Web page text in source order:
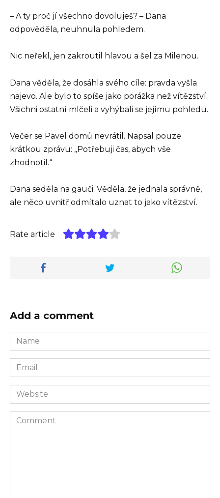
– A ty proč jí všechno dovoluješ? – Dana
odpověděla, neuhnula pohledem.
Nic neřekl, jen zakroutil hlavou a šel za Milenou.
Dana věděla, že dosáhla svého cíle: pravda vyšla
najevo. Ale bylo to spíše jako porážka než vítězství.
Všichni ostatní mlčeli a vyhýbali se jejímu pohledu.
Večer se Pavel domů nevrátil. Napsal pouze
krátkou zprávu: „Potřebuji čas, abych vše
zhodnotil.“
Dana seděla na gauči. Věděla, že jednala správně,
ale něco uvnitř odmítalo uznat to jako vítězství.
Rate article
Add a comment
Name
*
Email
*
Website
Comment